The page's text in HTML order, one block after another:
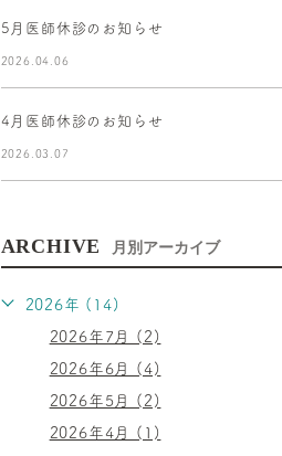
5月医師休診のお知らせ
2026.04.06
4月医師休診のお知らせ
2026.03.07
ARCHIVE 月別アーカイブ
2026年 (14)
2026年7月 (2)
2026年6月 (4)
2026年5月 (2)
2026年4月 (1)